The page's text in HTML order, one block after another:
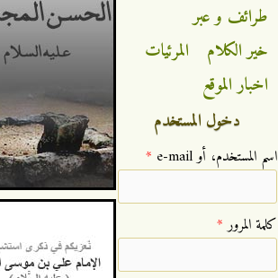
طرائف و عبر
خير الكلام
المرئيات
اخبار الموقع
دخول المستخدم
‏اسم المستخدم، أو e-mail ‏ *
‏كلمة المرور ‏*